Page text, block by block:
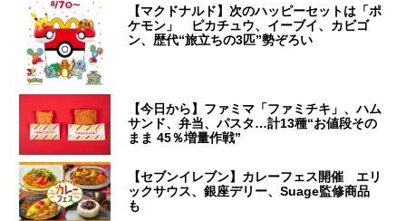
【マクドナルド】次のハッピーセットは「ポ
ケモン」 ピカチュウ、イーブイ、カビゴ
ン、歴代“旅立ちの3匹”勢ぞろい
【今日から】ファミマ「ファミチキ」、ハム
サンド、弁当、パスタ…計13種“お値段その
まま 45％増量作戦”
【セブンイレブン】カレーフェス開催 エリ
ックサウス、銀座デリー、Suage監修商品
も